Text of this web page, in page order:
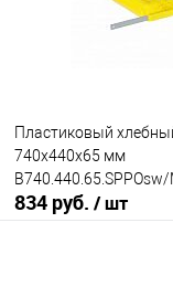
Пластиковый
740х440х65 мм
834 руб. / шт